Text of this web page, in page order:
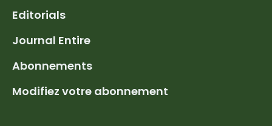
Editorials
Journal Entire
Abonnements
Modifiez votre abonnement